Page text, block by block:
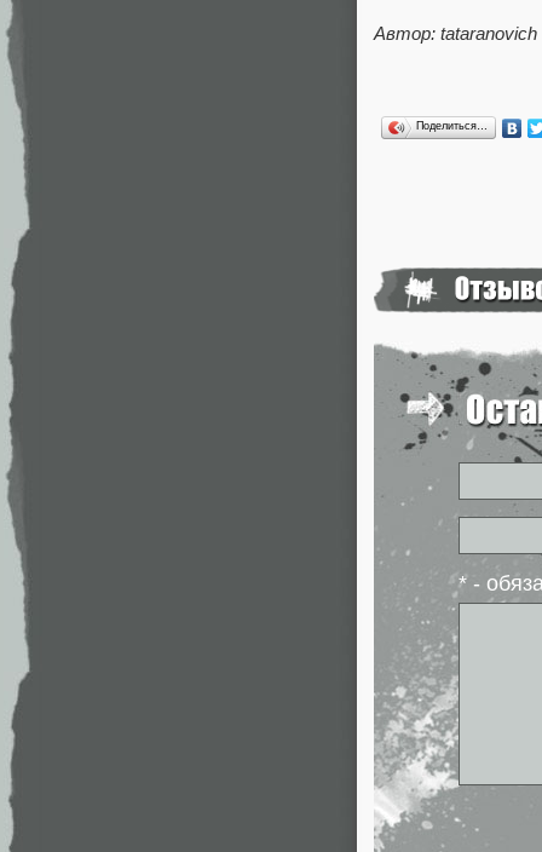
Автор: tataranovich
Поделиться…
* -